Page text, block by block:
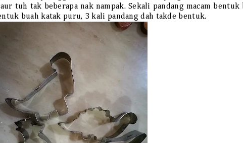
tuh tak beberapa nak nampak. Sekali pandang macam bentuk
buah katak puru, 3 kali pandang dah takde bentuk.